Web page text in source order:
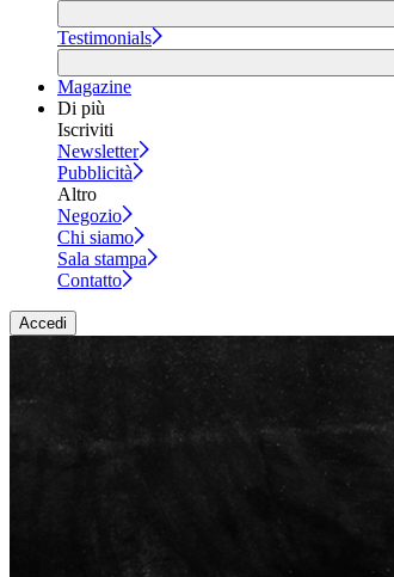
Testimonials
Magazine
Di più
Iscriviti
Newsletter
Pubblicità
Altro
Negozio
Chi siamo
Sala stampa
Contatto
Accedi